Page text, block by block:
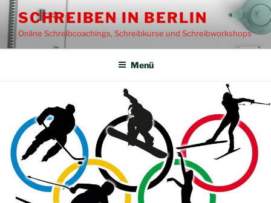
Zum
Inhalt
springen
SCHREIBEN IN BERLIN
Online Schreibcoachings, Schreibkurse und Schreibworkshops
Menü